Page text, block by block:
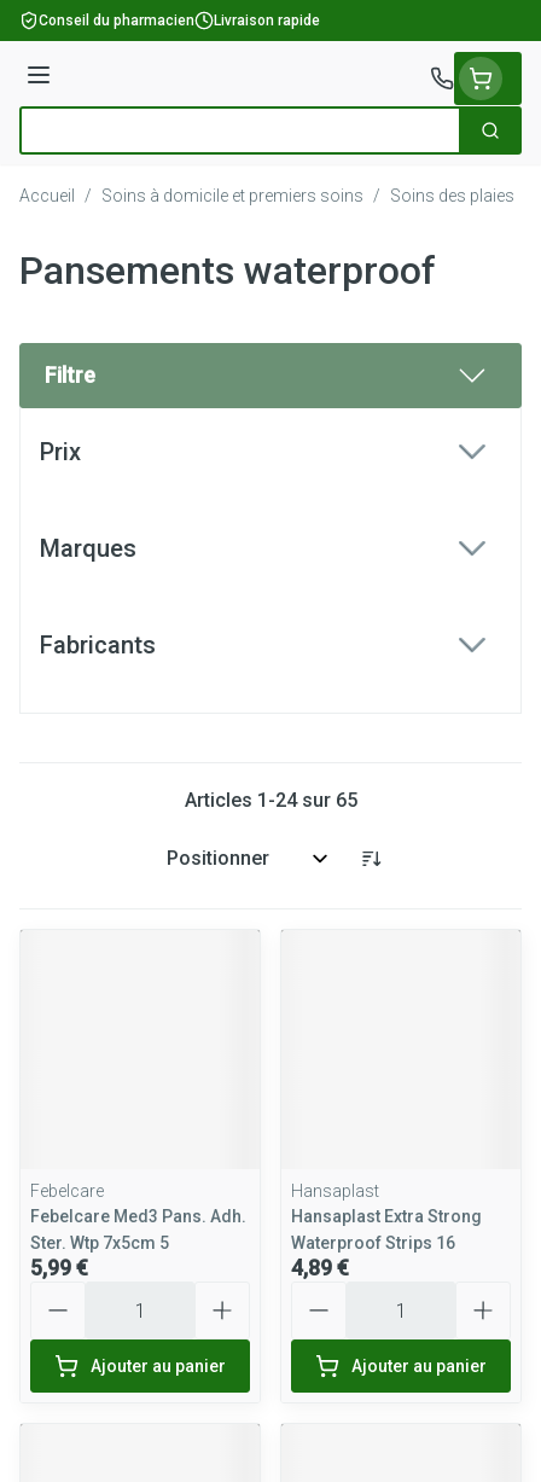
Aller au contenu
Conseil du pharmacien Livraison rapide
Menu
Accueil / Soins à domicile et premiers soins / Soins des plaies
Pansements waterproof
Filtre
Prix
Marques
Fabricants
Articles 1 -24sur 65
Trier par:
Febelcare
Febelcare Med3 Pans. Adh.
Ster. Wtp 7x5cm 5
5,99 €
Ajouter au panier
Hansaplast
Hansaplast Extra Strong
Waterproof Strips 16
4,89 €
Ajouter au panier